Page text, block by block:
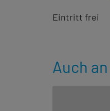
Eintritt frei
Auch